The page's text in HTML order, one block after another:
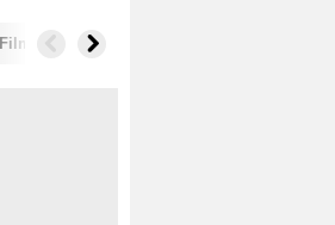
Films similaires